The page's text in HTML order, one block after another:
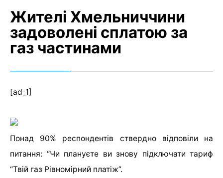
Жителі Хмельниччини
задоволені сплатою за
газ частинами
[ad_1]
Понад 90% респондентів ствердно відповіли на
питання: “Чи плануєте ви знову підключати тариф
“Твій газ Рівномірний платіж”.